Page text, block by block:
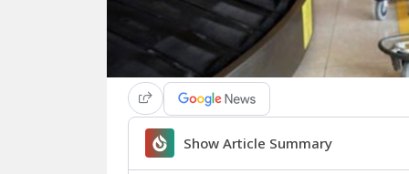
Show Article Summary